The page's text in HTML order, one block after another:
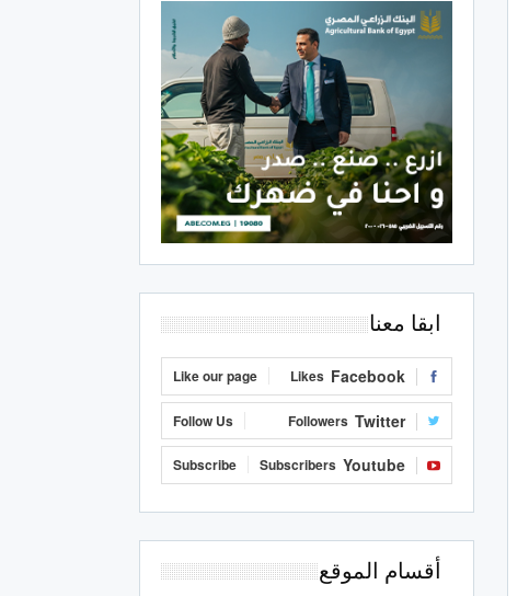
ابقا معنا
Facebook
Likes
Like our page
Twitter
Followers
Follow Us
Youtube
Subscribers
Subscribe
أقسام الموقع